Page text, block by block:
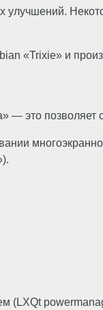
улучшений.
«Trixie» и
— это позволяет
(LXQt